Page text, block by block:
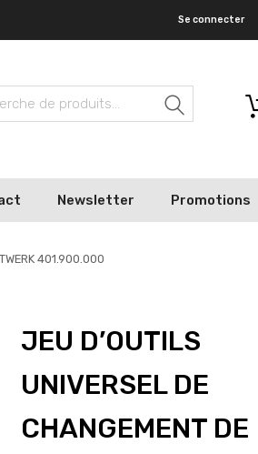
Se connecter
Recherche
Newsletter Promotions
401.900.000
JEU D’OUTILS
UNIVERSEL DE
CHANGEMENT DE